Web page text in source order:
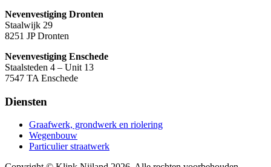
Nevenvestiging Dronten
Staalwijk 29
8251 JP Dronten
Nevenvestiging Enschede
Staalsteden 4 – Unit 13
7547 TA Enschede
Diensten
Graafwerk, grondwerk en riolering
Wegenbouw
Particulier straatwerk